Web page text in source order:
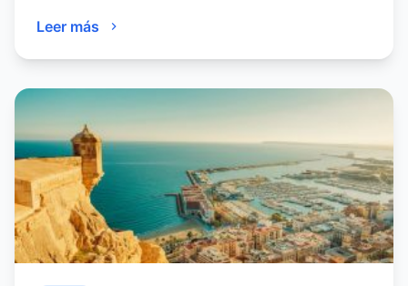
Leer más